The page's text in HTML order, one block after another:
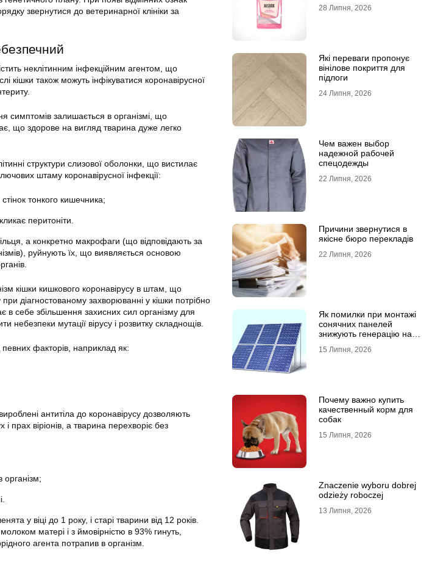
звернутися до ветеринарної клініки за
неклітинним інфекційним агентом, що
кішки також можуть інфікуватися коронавірусної
симптомів залишається в організмі, що
що здорове на вигляд тварина дуже легко
структури слизової оболонки, що вистилає
штаму коронавірусної інфекції:
тонкого кишечника;
перитоніти.
а конкретно макрофаги (що відповідають за
руйнують їх, що виявляється основою
кішки кишкового коронавірусу в штам, що
діагностованому захворюванні у кішки потрібно
в себе збільшення захисних сил організму для
мутації вірусу і розвитку складнощів.
певних факторів, наприклад як:
антитіла до коронавірусу дозволяють
прах віріонів, а тварина перехворіє без
організм;
у віці до 1 року, і старі тварини від 12 років.
матері і з ймовірністю в 93% гинуть,
агента потрапив в організм.
28 Липня, 2026
Які переваги пропонує
вінілове покриття для
підлоги
24 Липня, 2026
Чем важен выбор
надежной рабочей
спецодежды
22 Липня, 2026
Причини звернутися в
якісне бюро перекладів
22 Липня, 2026
Як помилки при монтажі
сонячних панелей
знижують генерацію на
15 Липня, 2026
Почему важно купить
качественный корм для
собак
15 Липня, 2026
Znaczenie wyboru dobrej
odzieży roboczej
13 Липня, 2026